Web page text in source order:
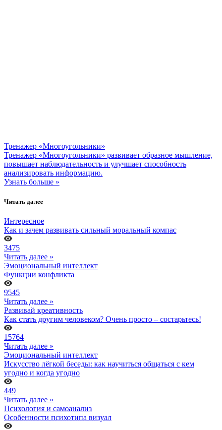
Тренажер «Многоугольники»
Тренажер «Многоугольники» развивает образное мышление,
повышает наблюдательность и улучшает способность
анализировать информацию.
Узнать больше »
Читать далее
Интересное
Как и зачем развивать сильный моральный компас
3475
Читать далее »
Эмоциональный интеллект
Функции конфликта
9545
Читать далее »
Развивай креативность
Как стать другим человеком? Очень просто – состарьтесь!
15764
Читать далее »
Эмоциональный интеллект
Искусство лёгкой беседы: как научиться общаться с кем
угодно и когда угодно
449
Читать далее »
Психология и самоанализ
Особенности психотипа визуал